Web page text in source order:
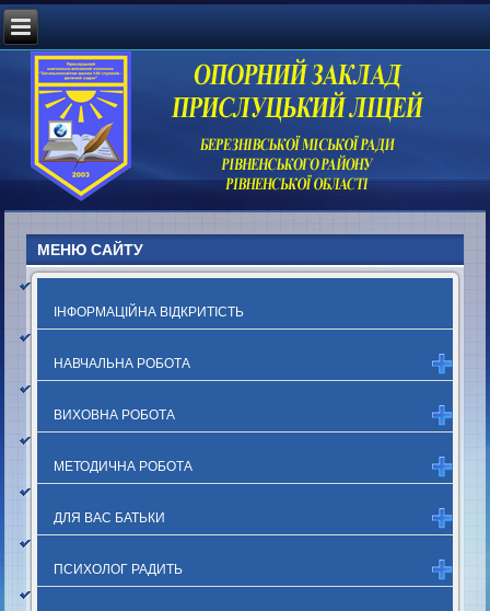
МЕНЮ САЙТУ
ІНФОРМАЦІЙНА ВІДКРИТІСТЬ
НАВЧАЛЬНА РОБОТА
ВИХОВНА РОБОТА
МЕТОДИЧНА РОБОТА
ДЛЯ ВАС БАТЬКИ
ПСИХОЛОГ РАДИТЬ